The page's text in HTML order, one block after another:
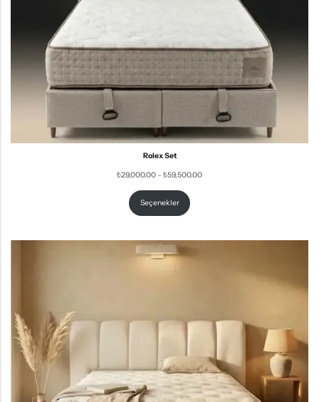
Rolex Set
₺29,000.00 –₺59,500.00
Seçenekler